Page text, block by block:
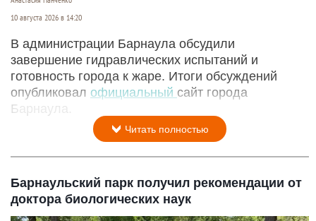
10 августа 2026 в 14:20
В администрации Барнаула обсудили
завершение гидравлических испытаний и
готовность города к жаре. Итоги обсуждений
опубликовал официальный сайт города
Барнаула.
Читать полностью
Барнаульский парк получил рекомендации от
доктора биологических наук